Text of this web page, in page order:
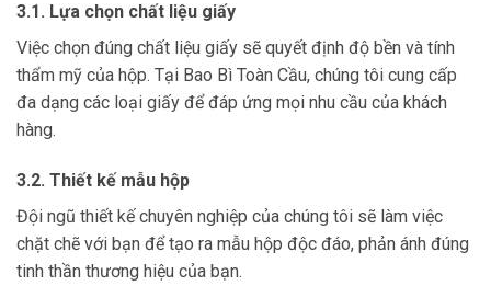
3.1. Lựa chọn chất liệu giấy
Việc chọn đúng chất liệu giấy sẽ quyết định độ bền và tính
thẩm mỹ của hộp. Tại Bao Bì Toàn Cầu, chúng tôi cung cấp
đa dạng các loại giấy để đáp ứng mọi nhu cầu của khách
hàng.
3.2. Thiết kế mẫu hộp
Đội ngũ thiết kế chuyên nghiệp của chúng tôi sẽ làm việc
chặt chẽ với bạn để tạo ra mẫu hộp độc đáo, phản ánh đúng
tinh thần thương hiệu của bạn.